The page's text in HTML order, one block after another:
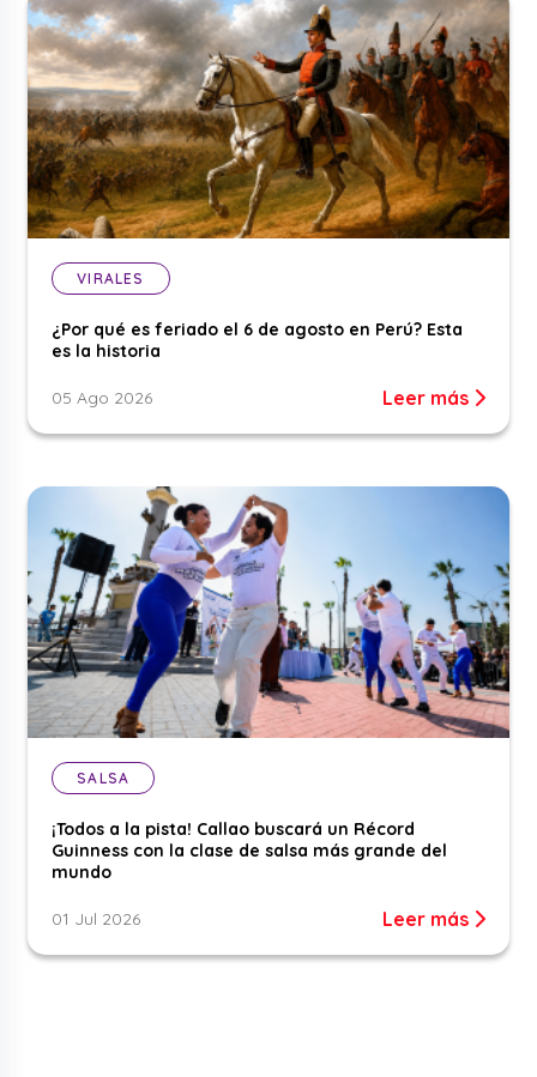
VIRALES
¿Por qué es feriado el 6 de agosto en Perú? Esta
es la historia
05 Ago 2026 Leer más
SALSA
¡Todos a la pista! Callao buscará un Récord
Guinness con la clase de salsa más grande del
mundo
01 Jul 2026 Leer más